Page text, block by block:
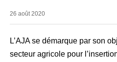
26 août 2020
L’AJA se démarque par son
secteur agricole pour